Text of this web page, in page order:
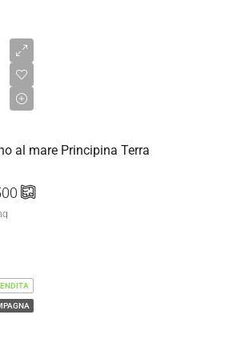
al mare Principina Terra